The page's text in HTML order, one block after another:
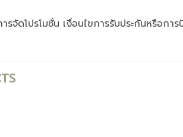
จัดโปรโมชั่น เงื่อนไขการรับประกันหรือกา